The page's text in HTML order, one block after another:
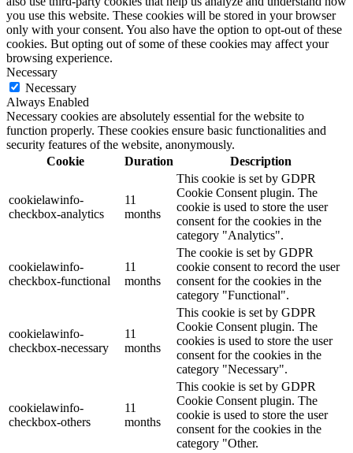
you use this website. These cookies will be stored in your browser
only with your consent. You also have the option to opt-out of these
cookies. But opting out of some of these cookies may affect your
browsing experience.
Necessary
Necessary
Always Enabled
Necessary cookies are absolutely essential for the website to
function properly. These cookies ensure basic functionalities and
security features of the website, anonymously.
Cookie
Duration Description
cookielawinfo-
checkbox-analytics
11
months
This cookie is set by GDPR
Cookie Consent plugin. The
cookie is used to store the user
consent for the cookies in the
category "Analytics".
cookielawinfo-
checkbox-functional
11
months
The cookie is set by GDPR
cookie consent to record the user
consent for the cookies in the
category "Functional".
cookielawinfo-
checkbox-necessary
11
months
This cookie is set by GDPR
Cookie Consent plugin. The
cookies is used to store the user
consent for the cookies in the
category "Necessary".
cookielawinfo-
checkbox-others
11
months
This cookie is set by GDPR
Cookie Consent plugin. The
cookie is used to store the user
consent for the cookies in the
category "Other.